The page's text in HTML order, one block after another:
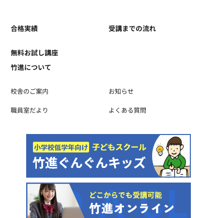
合格実績 受講までの流れ
無料お試し講座
竹進について
校舎のご案内 お知らせ
職員室だより よくある質問